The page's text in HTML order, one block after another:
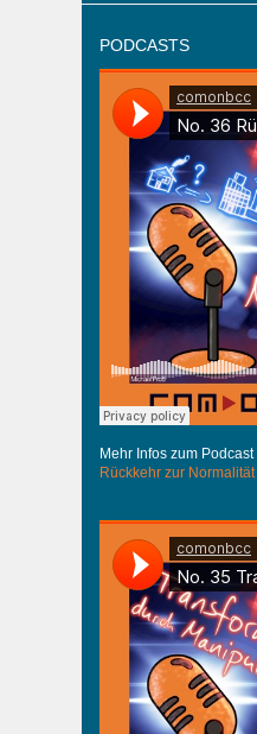
PODCASTS
Mehr Infos zum Podcast
Rückkehr zur Normalität